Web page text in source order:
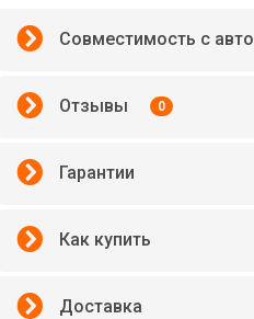
Совместимость с авто
Отзывы 0
Гарантии
Как купить
Доставка